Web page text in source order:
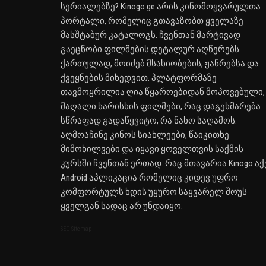
სერიალებზე? Kinogo.ge არის კინომოყვარულთა
პორტალი, რომელიც გთავაზობთ ყველაზე
მასშტაბურ კატალოგს. ჩვენთან მარტივად
გაეცნობი ფილმების დეტალურ აღწერებს
ქართულად, მოიძებ მსახიობების, ჟანრებსა და
ქვეყნების მიხედვით. პლატფორმაზე
თავმოყრილია ღია წყაროებიდან მოპოვებული,
მაღალი ხარისხის ფილმები, რაც დაგეხმარება
სწრაფად გადაწყვიტო, რა ნახო საღამოს.
აღმოაჩინე კინოს სიახლეები, წაიკითხე
მიმოხილვები და იყავი ყოველთვის საქმის
კურსში ჩვენთან ერთად. რაც მთავარია Kinogo
Android აპლიკაცია რომელიც კიდევ უფრო
კომფორტულს ხდის უყურო საყვარელ შოუს
ყველგან სადაც არ უნდაიყო.